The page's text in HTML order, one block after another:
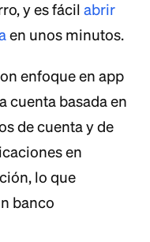
y es fácil abrir
en unos minutos.
enfoque en app
cuenta basada en
de cuenta y de
en
lo que
banco